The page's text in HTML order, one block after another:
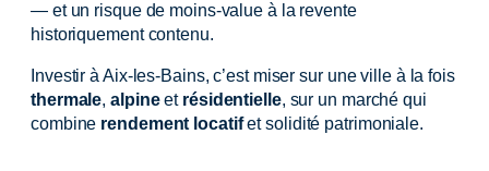
— et un risque de moins-value à la revente
historiquement contenu.
Investir à Aix-les-Bains, c’est miser sur une ville à la fois
thermale,alpineet résidentielle, sur un marché qui
combine rendement locatifet solidité patrimoniale.